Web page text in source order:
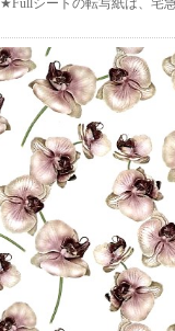
★Fullシートの転写紙は、宅